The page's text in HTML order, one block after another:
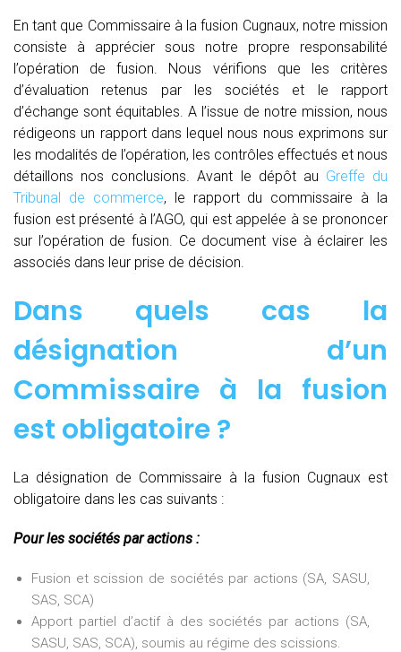
En tant que Commissaire à la fusion Cugnaux, notre mission
consiste à apprécier sous notre propre responsabilité
l’opération de fusion. Nous vérifions que les critères
d’évaluation retenus par les sociétés et le rapport
d’échange sont équitables. A l’issue de notre mission, nous
rédigeons un rapport dans lequel nous nous exprimons sur
les modalités de l’opération, les contrôles effectués et nous
détaillons nos conclusions. Avant le dépôt au Greffe du
Tribunal de commerce, le rapport du commissaire à la
fusion est présenté à l’AGO, qui est appelée à se prononcer
sur l’opération de fusion. Ce document vise à éclairer les
associés dans leur prise de décision.
Dans quels cas la
désignation d’un
Commissaire à la fusion
est obligatoire ?
La désignation de Commissaire à la fusion Cugnaux est
obligatoire dans les cas suivants :
Pour les sociétés par actions :
Fusion et scission de sociétés par actions (SA, SASU,
SAS, SCA)
Apport partiel d’actif à des sociétés par actions (SA,
SASU, SAS, SCA), soumis au régime des scissions.